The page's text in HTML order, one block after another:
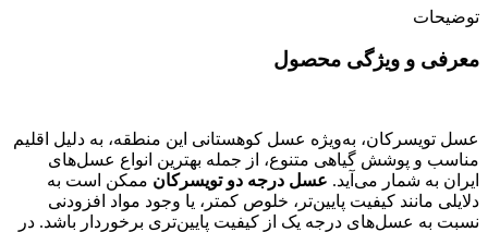
توضیحات
معرفی و ویژگی محصول
عسل تویسرکان، به‌ویژه عسل کوهستانی این منطقه، به دلیل اقلیم
مناسب و پوشش گیاهی متنوع، از جمله بهترین انواع عسل‌های
ایران به شمار می‌آید. عسل درجه دو تویسرکان ممکن است به
دلایلی مانند کیفیت پایین‌تر، خلوص کمتر، یا وجود مواد افزودنی
نسبت به عسل‌های درجه یک از کیفیت پایین‌تری برخوردار باشد. در